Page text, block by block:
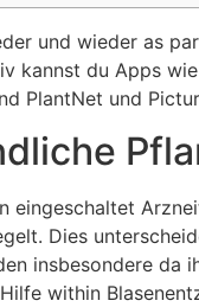
und wieder as
kannst du Apps
PlantNet und
eingeschaltet
Dies
insbesondere da
within